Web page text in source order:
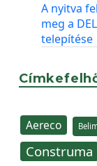
A nyitva
meg a
telepítése
Aereco
Construma